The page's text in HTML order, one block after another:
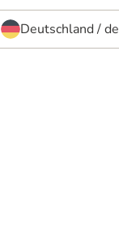
Deutschland / de